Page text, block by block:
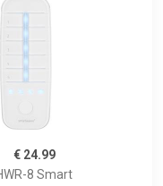
€ 24.99
8 Smart